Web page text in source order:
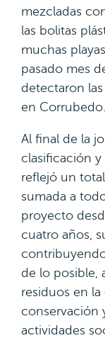
mezcladas
las bolitas
muchas
pasado mes
detectaron las
en Corrubedo.
Al final de la
clasificación y
reflejó un
sumada a
proyecto
cuatro años,
de lo posible,
residuos en
conservación
actividades